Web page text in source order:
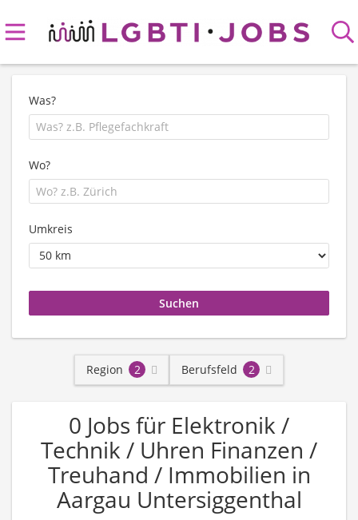
Was?
Wo?
Umkreis
Region 2 Berufsfeld 2
0 Jobs für Elektronik /
Technik / Uhren Finanzen /
Treuhand / Immobilien in
Aargau Untersiggenthal